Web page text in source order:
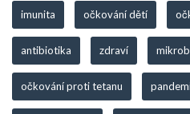
imunita očkování dětí
antibiotika zdraví
očkování proti tetanu